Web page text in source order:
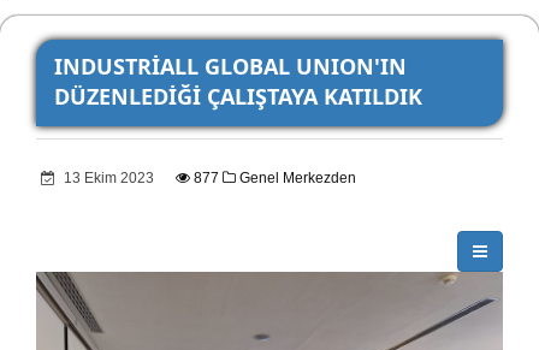
INDUSTRİALL GLOBAL UNION'IN
DÜZENLEDİĞİ ÇALIŞTAYA KATILDIK
13 Ekim 2023 877 Genel Merkezden